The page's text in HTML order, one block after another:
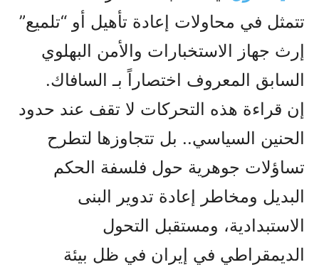
تتمثل في محاولات إعادة تأهيل أو “تلميع”
إرث جهاز الاستخبارات والأمن البهلوي
السابق المعروف اختصاراً بـ السافاك.
إن قراءة هذه التحركات لا تقف عند حدود
الحنين السياسي.. بل تتجاوزها لتطرح
تساؤلات جوهرية حول فلسفة الحكم
البديل ومخاطر إعادة تدوير البنى
الاستبدادية، ومستقبل التحول
الديمقراطي في إيران في ظل بيئة